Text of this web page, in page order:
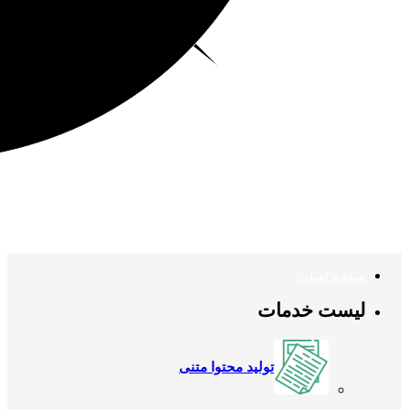
لیست خدمات
تولید محتوا متنی